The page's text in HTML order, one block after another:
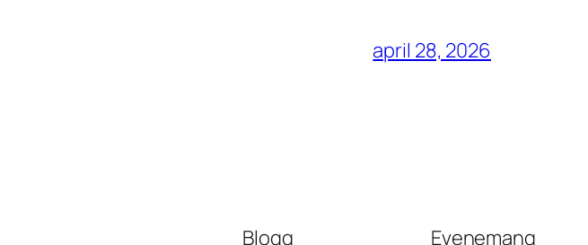
april 28, 2026
Blogg Evenemang